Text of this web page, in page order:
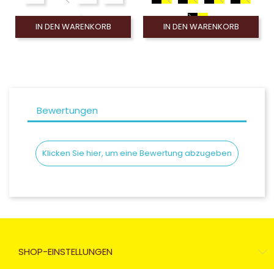
IN DEN WARENKORB IN DEN WARENKORB
Bewertungen
Klicken Sie hier, um eine Bewertung abzugeben
SHOP-EINSTELLUNGEN